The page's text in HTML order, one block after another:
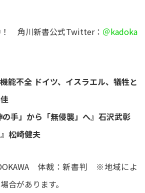
角川新書公式Twitter： ＠kadoka
能不全 ドイツ、イスラエル、犠牲と
の手」から「無侵襲」へ』石沢武彰
松崎健夫
体裁：新書判 ※地域によ
合があります。